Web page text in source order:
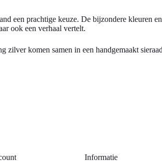
een prachtige keuze. De bijzondere kleuren
ook een verhaal vertelt.
komen samen in een handgemaakt
Informatie